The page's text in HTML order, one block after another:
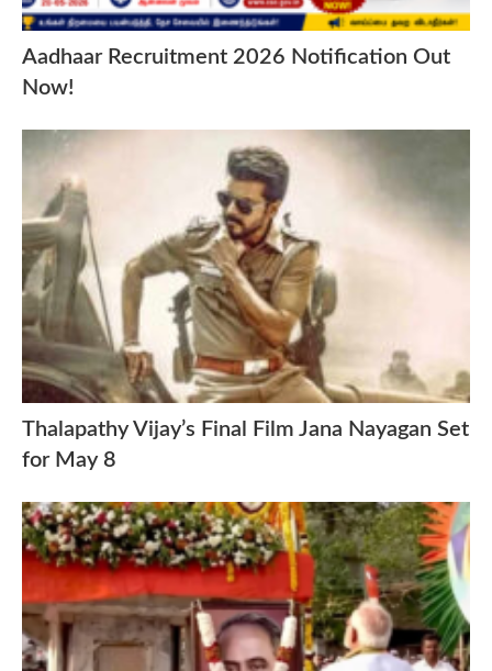
Aadhaar Recruitment 2026 Notification Out
Now!
Thalapathy Vijay’s Final Film Jana Nayagan Set
for May 8